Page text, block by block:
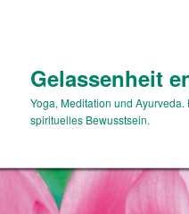
Gelassenheit
Yoga, Meditation und
spirituelles Bewusstsein.